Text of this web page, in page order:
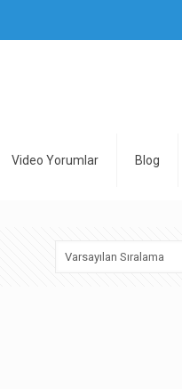
Video Yorumlar Blog